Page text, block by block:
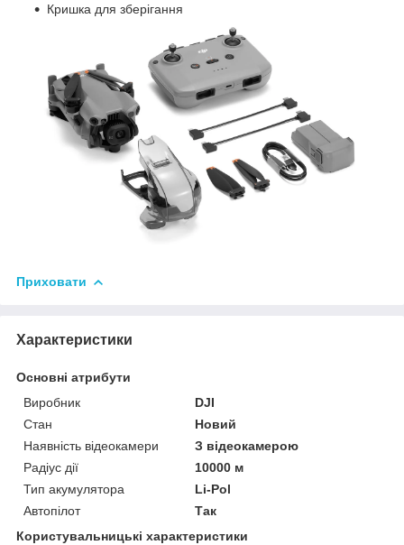
Кришка для зберігання
Приховати
Характеристики
Основні атрибути
Виробник
DJI
Стан
Новий
Наявність відеокамери
З відеокамерою
Радіус дії
10000 м
Тип акумулятора
Li-Pol
Автопілот
Так
Користувальницькі характеристики